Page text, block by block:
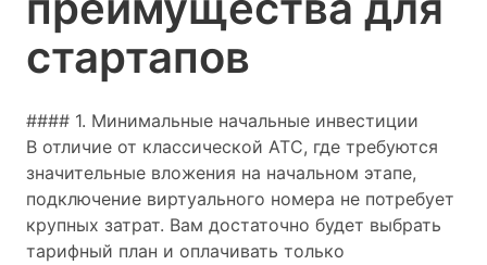
стартапов
#### 1. Минимальные начальные инвестиции
В отличие от классической АТС, где требуются
значительные вложения на начальном этапе,
подключение виртуального номера не потребует
крупных затрат. Вам достаточно будет выбрать
тарифный план и оплачивать только